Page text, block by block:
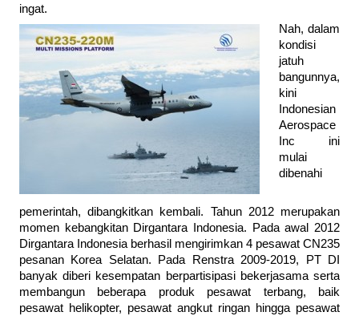
ingat.
Nah, dalam
kondisi
jatuh
bangunnya,
kini
Indonesian
Aerospace
Inc ini
mulai
dibenahi
pemerintah, dibangkitkan kembali. Tahun 2012 merupakan
momen kebangkitan Dirgantara Indonesia. Pada awal 2012
Dirgantara Indonesia berhasil mengirimkan 4 pesawat CN235
pesanan Korea Selatan. Pada Renstra 2009-2019, PT DI
banyak diberi kesempatan berpartisipasi bekerjasama serta
membangun beberapa produk pesawat terbang, baik
pesawat helikopter, pesawat angkut ringan hingga pesawat